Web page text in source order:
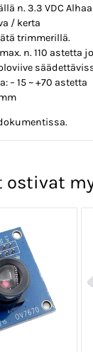
n. 3.3 VDC
/ kerta
trimmerillä.
n. 110 astetta
– 15 ~ +70 astetta
ostivat